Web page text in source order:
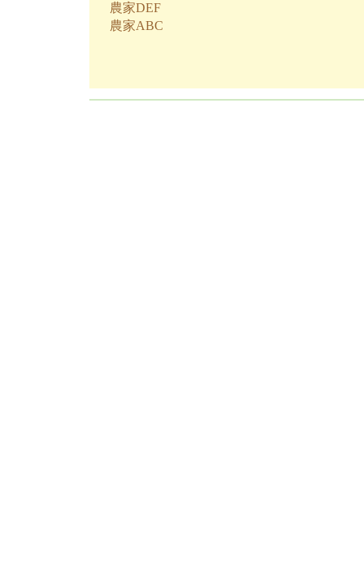
農家DEF
農家ABC